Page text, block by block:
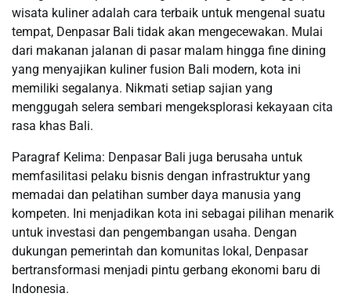
wisata kuliner adalah cara terbaik untuk mengenal suatu
tempat, Denpasar Bali tidak akan mengecewakan. Mulai
dari makanan jalanan di pasar malam hingga fine dining
yang menyajikan kuliner fusion Bali modern, kota ini
memiliki segalanya. Nikmati setiap sajian yang
menggugah selera sembari mengeksplorasi kekayaan cita
rasa khas Bali.
Paragraf Kelima: Denpasar Bali juga berusaha untuk
memfasilitasi pelaku bisnis dengan infrastruktur yang
memadai dan pelatihan sumber daya manusia yang
kompeten. Ini menjadikan kota ini sebagai pilihan menarik
untuk investasi dan pengembangan usaha. Dengan
dukungan pemerintah dan komunitas lokal, Denpasar
bertransformasi menjadi pintu gerbang ekonomi baru di
Indonesia.